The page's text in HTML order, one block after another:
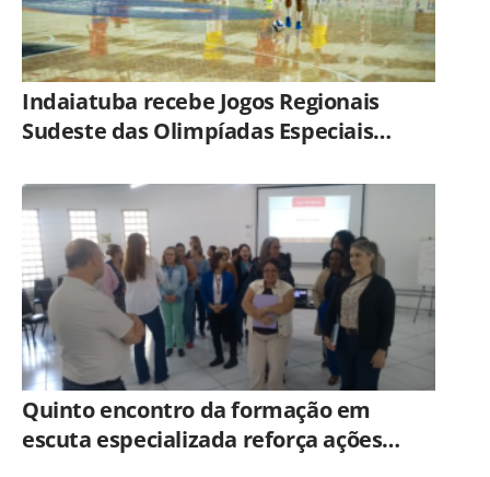
Indaiatuba recebe Jogos Regionais
Sudeste das Olimpíadas Especiais
Quinto encontro da formação em
escuta especializada reforça ações